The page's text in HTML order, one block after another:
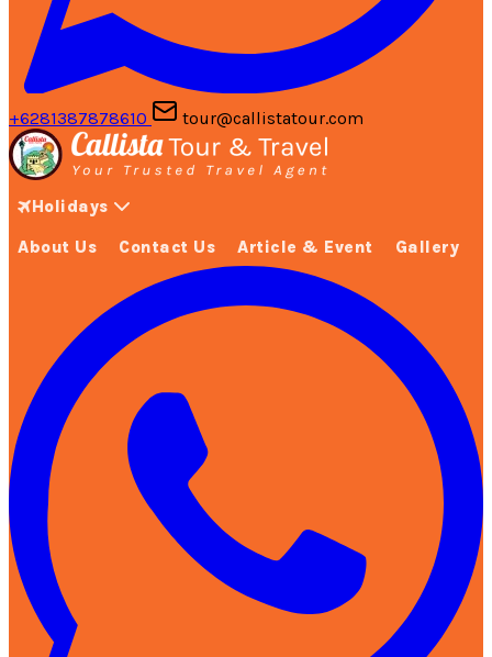
+6281387878610 tour@callistatour.com
Holidays
About Us Contact Us Article & Event Gallery